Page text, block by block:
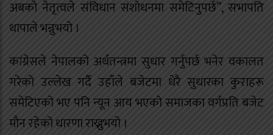
अबको नेतृत्वले संविधान संशोधनमा समेटिनुपर्छ”, सभापति
थापाले भन्नुभयो ।
कांग्रेसले नेपालको अर्थतन्त्रमा सुधार गर्नुपर्छ भनेर वकालत
गरेको उल्लेख गर्दै उहाँले बजेटमा धेरै सुधारका कुराहरू
समेटिएको भए पनि न्यून आय भएको समाजका वर्गप्रति बजेट
मौन रहेको धारणा राख्नुभयो ।